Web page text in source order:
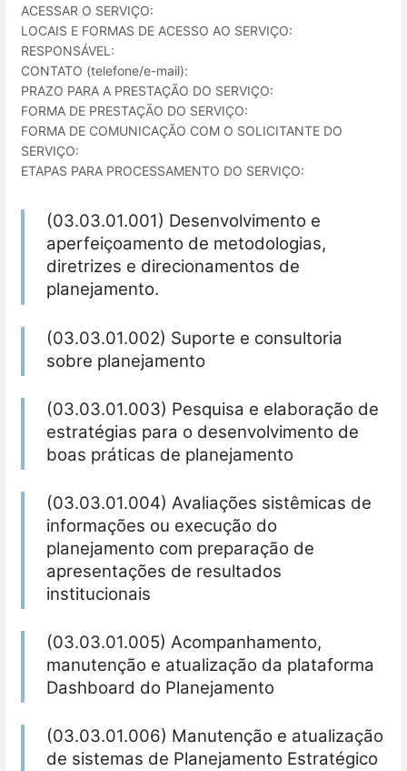
ACESSAR O SERVIÇO:
LOCAIS E FORMAS DE ACESSO AO SERVIÇO:
RESPONSÁVEL:
CONTATO (telefone/e-mail):
PRAZO PARA A PRESTAÇÃO DO SERVIÇO:
FORMA DE PRESTAÇÃO DO SERVIÇO:
FORMA DE COMUNICAÇÃO COM O SOLICITANTE DO
SERVIÇO:
ETAPAS PARA PROCESSAMENTO DO SERVIÇO:
(03.03.01.001) Desenvolvimento e
aperfeiçoamento de metodologias,
diretrizes e direcionamentos de
planejamento.
(03.03.01.002) Suporte e consultoria
sobre planejamento
(03.03.01.003) Pesquisa e elaboração de
estratégias para o desenvolvimento de
boas práticas de planejamento
(03.03.01.004) Avaliações sistêmicas de
informações ou execução do
planejamento com preparação de
apresentações de resultados
institucionais
(03.03.01.005) Acompanhamento,
manutenção e atualização da plataforma
Dashboard do Planejamento
(03.03.01.006) Manutenção e atualização
de sistemas de Planejamento Estratégico